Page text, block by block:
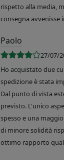
rispetto alla media,
consegna avvenisse
Paolo
27/07/
Ho acquistato due
spedizione è stata
Dal punto di vista
previsto. L'unico
spesso e una
di minore solidità
ottimo rapporto